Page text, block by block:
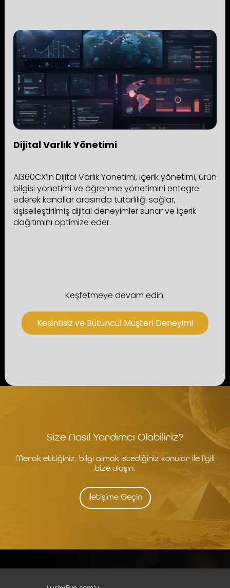
Dijital Varlık Yönetimi
AI360CX’in Dijital Varlık Yönetimi, içerik yönetimi, ürün
bilgisi yönetimi ve öğrenme yönetimini entegre
ederek kanallar arasında tutarlılığı sağlar,
kişiselleştirilmiş dijital deneyimler sunar ve içerik
dağıtımını optimize eder.
Keşfetmeye devam edin:
Kesintisiz ve Bütüncül Müşteri Deneyimi
Size Nasıl Yardımcı Olabiliriz?
Merak ettiğiniz, bilgi almak istediğiniz konular ile ilgili
bize ulaşın.
İletişime Geçin